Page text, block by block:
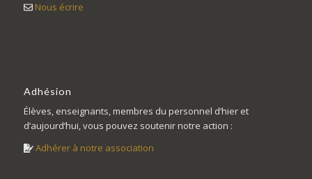
Nous écrire
Adhésion
Élèves, enseignants, membres du personnel d’hier et
d’aujourd’hui, vous pouvez soutenir notre action :
Adhérer à notre association